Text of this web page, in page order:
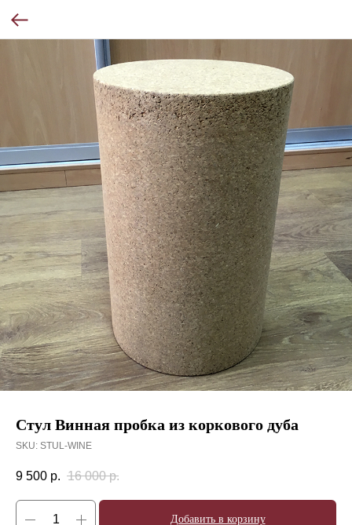
Стул Винная пробка из коркового дуба
SKU: STUL-WINE
9 500 р. 16 000 р.
Добавить в корзину